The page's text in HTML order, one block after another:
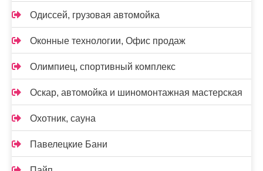
Одиссей, грузовая автомойка
Оконные технологии, Офис продаж
Олимпиец, спортивный комплекс
Оскар, автомойка и шиномонтажная мастерская
Охотник, сауна
Павелецкие Бани